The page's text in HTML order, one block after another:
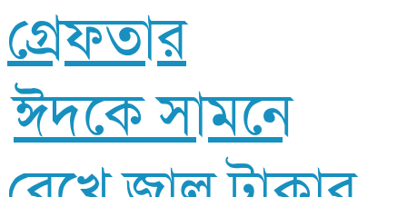
গ্রেফতার
ঈদকে সামনে